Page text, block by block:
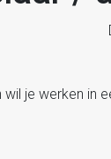
je werken in